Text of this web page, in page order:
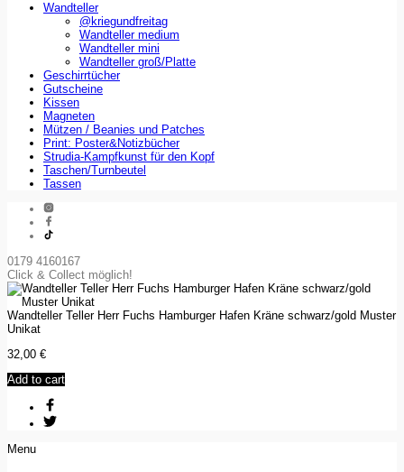
Wandteller
@kriegundfreitag
Wandteller medium
Wandteller mini
Wandteller groß/Platte
Geschirrtücher
Gutscheine
Kissen
Magneten
Mützen / Beanies und Patches
Print: Poster&Notizbücher
Strudia-Kampfkunst für den Kopf
Taschen/Turnbeutel
Tassen
0179 4160167
Click & Collect möglich!
Wandteller Teller Herr Fuchs Hamburger Hafen Kräne schwarz/gold Muster
Unikat
32,00 €
Add to cart
Menu